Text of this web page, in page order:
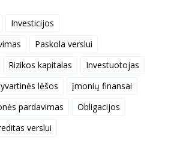
Investicijos
Paskola verslui
Rizikos kapitalas
Investuotojas
lėšos
įmonių finansai
pardavimas
Obligacijos
verslui